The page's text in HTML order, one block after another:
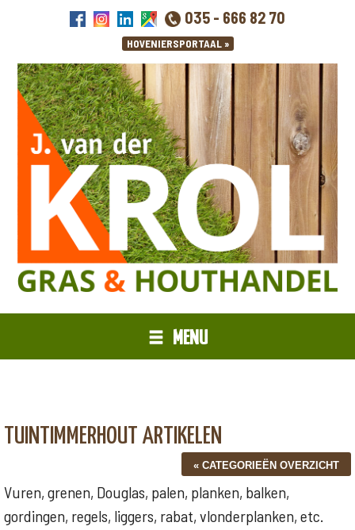
035 - 666 82 70
MENU
TUINTIMMERHOUT ARTIKELEN
Vuren, grenen, Douglas, palen, planken, balken,
gordingen, regels, liggers, rabat, vlonderplanken, etc.